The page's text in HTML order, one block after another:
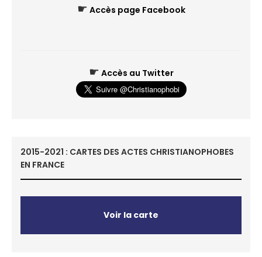
☛ Accès page Facebook
☛ Accès au Twitter
2015-2021 : CARTES DES ACTES CHRISTIANOPHOBES
EN FRANCE
Voir la carte